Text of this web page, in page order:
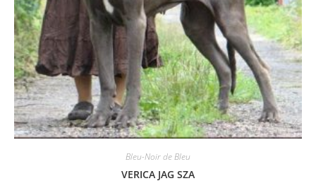
Bleu-Noir de Bleu
VERICA JAG SZA